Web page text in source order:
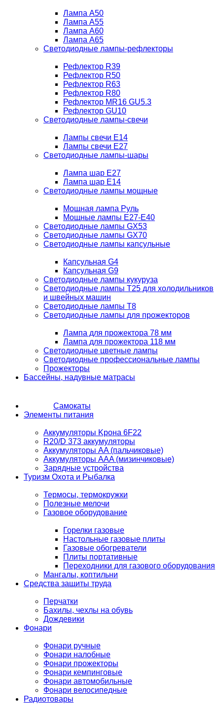
Лампа A50
Лампа A55
Лампа A60
Лампа A65
Светодиодные лампы-рефлекторы
Рефлектор R39
Рефлектор R50
Рефлектор R63
Рефлектор R80
Рефлектор MR16 GU5.3
Рефлектор GU10
Светодиодные лампы-свечи
Лампы свечи Е14
Лампы свечи Е27
Светодиодные лампы-шары
Лампа шар E27
Лампа шар Е14
Светодиодные лампы мощные
Мощная лампа Руль
Мощные лампы E27-E40
Светодиодные лампы GX53
Светодиодные лампы GX70
Светодиодные лампы капсульные
Капсульная G4
Капсульная G9
Светодиодные лампы кукуруза
Светодиодные лампы T25 для холодильников
и швейных машин
Светодиодные лампы T8
Светодиодные лампы для прожекторов
Лампа для прожектора 78 мм
Лампа для прожектора 118 мм
Светодиодные цветные лампы
Светодиодные профессиональные лампы
Прожекторы
Бассейны, надувные матрасы
Самокаты
Элементы питания
Аккумуляторы Kрона 6F22
R20/D 373 аккумуляторы
Аккумуляторы AA (пальчиковые)
Аккумуляторы AAA (мизинчиковые)
Зарядные устройства
Туризм Охота и Рыбалка
Термосы, термокружки
Полезные мелочи
Газовое оборудование
Горелки газовые
Настольные газовые плиты
Газовые обогреватели
Плиты портативные
Переходники для газового оборудования
Мангалы, коптильни
Средства защиты труда
Перчатки
Бахилы, чехлы на обувь
Дождевики
Фонари
Фонари ручные
Фонари налобные
Фонари прожекторы
Фонари кемпинговые
Фонари автомобильные
Фонари велосипедные
Радиотовары